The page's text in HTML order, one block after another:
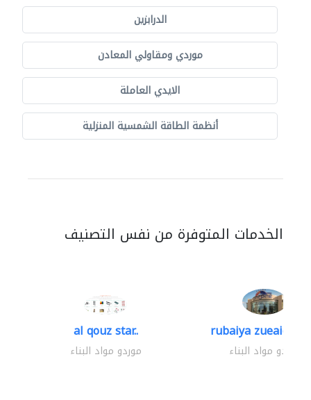
الدرابزين
موردي ومقاولي المعادن
الايدي العاملة
أنظمة الطاقة الشمسية المنزلية
الخدمات المتوفرة من نفس التصنيف
al qouz star..
موردو مواد البناء
rubaiya zueaid
موردو مواد البناء